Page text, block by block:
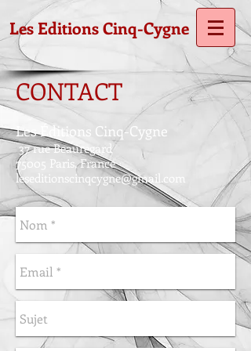
Les Editions Cinq-Cygne
CONTACT
Les Éditions Cinq-Cygne
37 rue Beauregard
75005 Paris, France
leseditionscinqcygne@gmail.com